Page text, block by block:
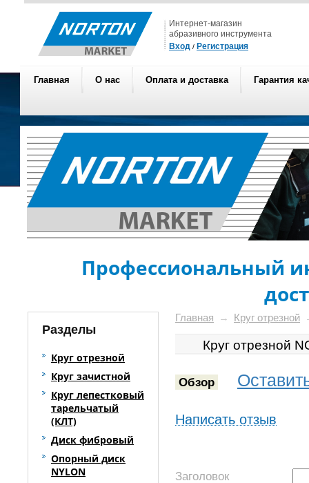
Интернет-магазин
абразивного инструмента
Вход / Регистрация
Главная О нас Оплата и доставка Гарантия
Профессиональный
Разделы
Круг отрезной
Круг зачистной
Круг лепестковый
тарельчатый
(КЛТ)
Диск фибровый
Опорный диск
NYLON
Главная → Круг отрезной
Круг отрезной
Обзор
Написать отзыв
Заголовок